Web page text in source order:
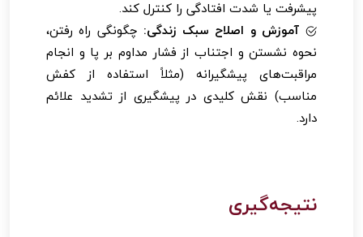
پیشرفت یا شدت افتادگی را کنترل کند.
آموزش و اصلاح سبک زندگی: چگونگی راه رفتن،
نحوه نشستن و اجتناب از فشار مداوم بر پا و انجام
مراقبت‌های پیشگیرانه (مثلاً استفاده از کفش
مناسب) نقش کلیدی در پیشگیری از تشدید علائم
دارد.
نتیجه‌گیری